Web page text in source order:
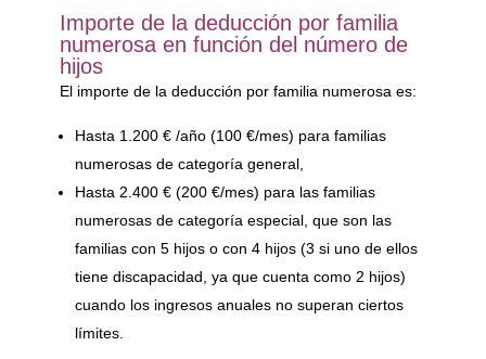
Importe de la deducción por familia
numerosa en función del número de
hijos
El importe de la deducción por familia numerosa es:
Hasta 1.200 € /año (100 €/mes) para familias
numerosas de categoría general,
Hasta 2.400 € (200 €/mes) para las familias
numerosas de categoría especial, que son las
familias con 5 hijos o con 4 hijos (3 si uno de ellos
tiene discapacidad, ya que cuenta como 2 hijos)
cuando los ingresos anuales no superan ciertos
límites.